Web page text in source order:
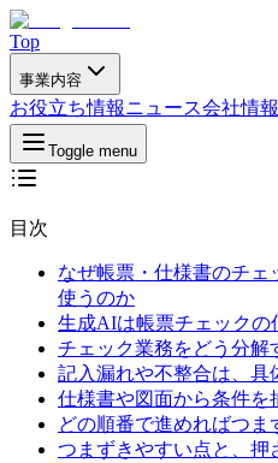
Top
事業内容
お役立ち情報ニュース会社情報
Toggle menu
目次
なぜ帳票・仕様書のチェ
使うのか
生成AIは帳票チェックの
チェック業務をどう分解
記入漏れや不整合は、具
仕様書や図面から条件を
どの順番で進めればつま
つまずきやすい点と、押